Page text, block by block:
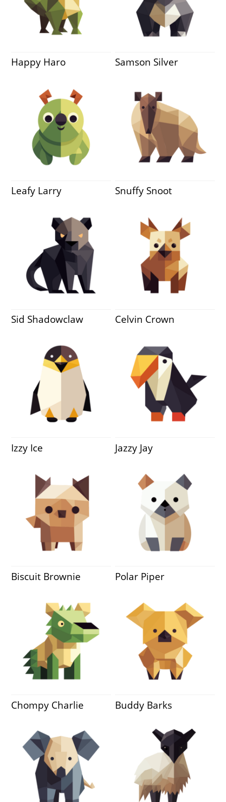
Happy Haro Samson Silver
Leafy Larry Snuffy Snoot
Sid Shadowclaw Celvin Crown
Izzy Ice Jazzy Jay
Biscuit Brownie Polar Piper
Chompy Charlie Buddy Barks